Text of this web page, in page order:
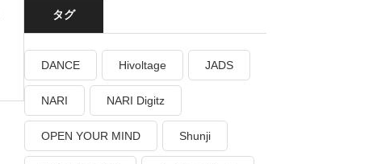
タグ
DANCE Hivoltage JADS
NARI NARI Digitz
OPEN YOUR MIND Shunji